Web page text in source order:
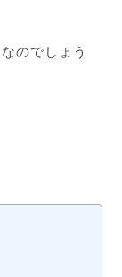
のでしょう